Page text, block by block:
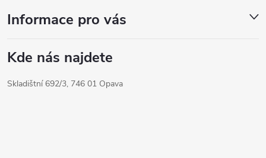
ý
i
s
Informace pro vás
Kde nás najdete
Skladištní 692/3, 746 01 Opava